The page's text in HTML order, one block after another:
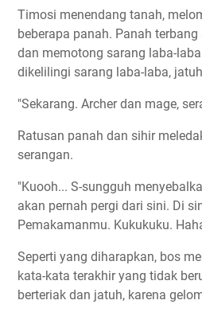
Timosi menendang tanah,
beberapa panah. Panah
dan memotong sarang laba-
dikelilingi sarang laba-laba,
"Sekarang. Archer dan mage,
Ratusan panah dan sihir
serangan.
"Kuooh... S-sungguh
akan pernah pergi dari sini. Di
Pemakamanmu. Kukukuku.
Seperti yang diharapkan, bos
kata-kata terakhir yang tidak
berteriak dan jatuh, karena